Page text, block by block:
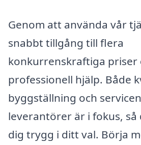
Genom att använda vår
snabbt tillgång till flera
konkurrenskraftiga priser
professionell hjälp. Både
byggställning och
leverantörer är i fokus, så
dig trygg i ditt val. Börja